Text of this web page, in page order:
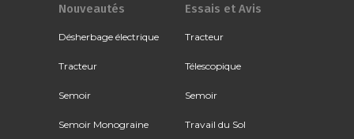
Nouveautés
Désherbage électrique
Tracteur
Semoir
Semoir Monograine
Essais et Avis
Tracteur
Télescopique
Semoir
Travail du Sol